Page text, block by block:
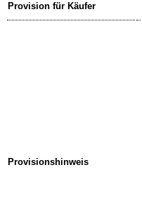
Provision für Käufer
Provisionshinweis